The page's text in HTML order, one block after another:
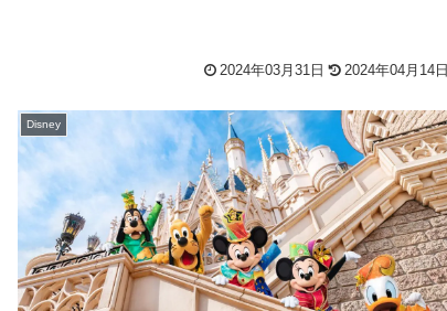
2024年03月31日 2024年04月14日
Disney